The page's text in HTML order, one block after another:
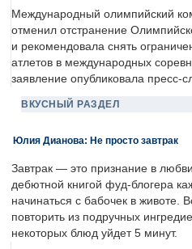
Международный олимпийский
отменил отстранение
и рекомендовала снять
атлетов в международных
заявление опубликовала пресс-
ВКУСНЫЙ РАЗДЕЛ
Юлия Дианова: Не просто завтрак
Завтрак — это признание в
дебютной книгой фуд-блогера
начинаться с бабочек в животе.
повторить из подручных
некоторых блюд уйдет 5 минут.